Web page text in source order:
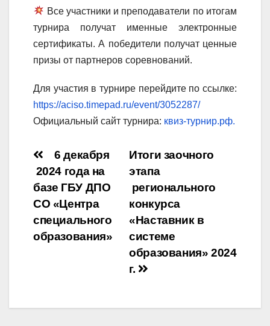
Все участники и преподаватели по итогам
турнира получат именные электронные
сертификаты. А победители получат ценные
призы от партнеров соревнований.
Для участия в турнире перейдите по ссылке:
https://aciso.timepad.ru/event/3052287/
Официальный сайт турнира: квиз-турнир.рф.
Навигация
по
записям
Итоги заочного
этапа
регионального
конкурса
«Наставник в
системе
образования» 2024
г.
6 декабря
2024 года на
базе ГБУ ДПО
СО «Центра
специального
образования»